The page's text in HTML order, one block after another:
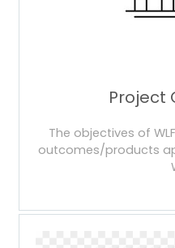
Project
The objectives of
outcomes/products